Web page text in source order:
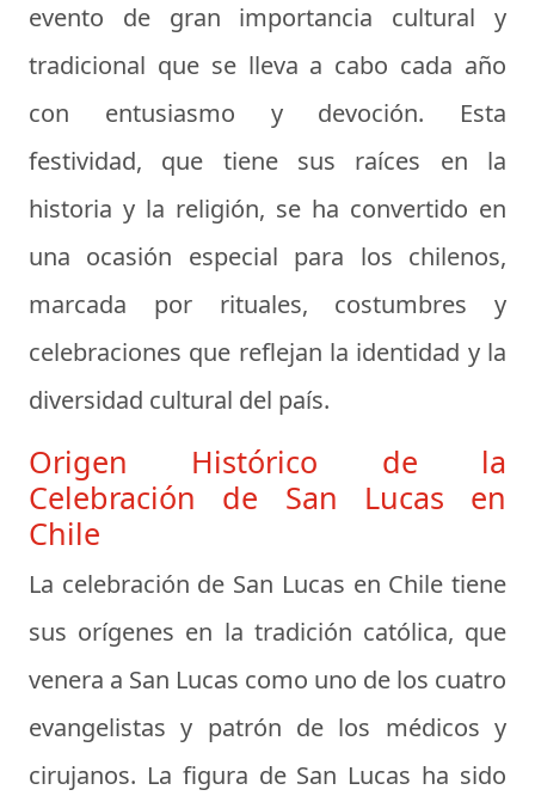
evento de gran importancia cultural y
tradicional que se lleva a cabo cada año
con entusiasmo y devoción. Esta
festividad, que tiene sus raíces en la
historia y la religión, se ha convertido en
una ocasión especial para los chilenos,
marcada por rituales, costumbres y
celebraciones que reflejan la identidad y la
diversidad cultural del país.
Origen Histórico de la
Celebración de San Lucas en
Chile
La celebración de San Lucas en Chile tiene
sus orígenes en la tradición católica, que
venera a San Lucas como uno de los cuatro
evangelistas y patrón de los médicos y
cirujanos. La figura de San Lucas ha sido